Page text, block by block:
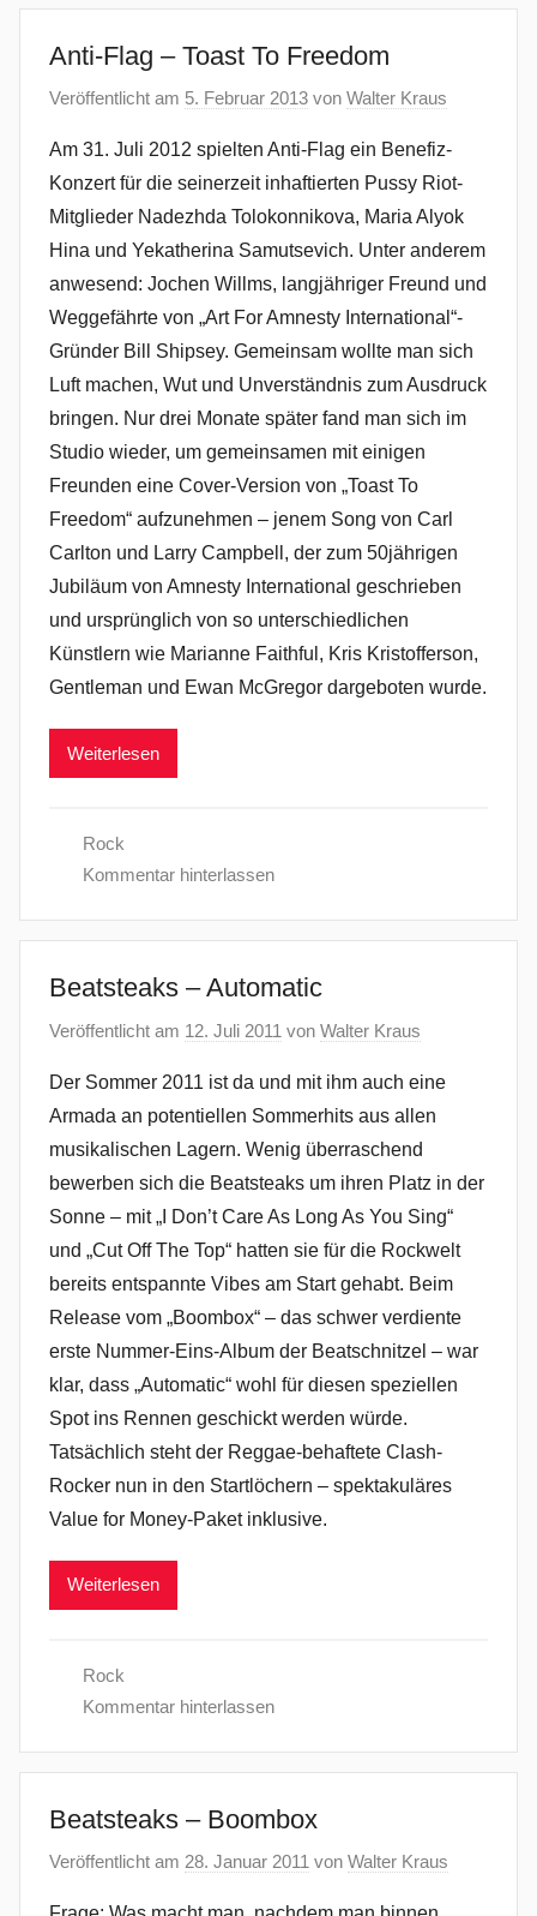
Anti-Flag – Toast To Freedom
Veröffentlicht am 5. Februar 2013 von Walter Kraus
Am 31. Juli 2012 spielten Anti-Flag ein Benefiz-
Konzert für die seinerzeit inhaftierten Pussy Riot-
Mitglieder Nadezhda Tolokonnikova, Maria Alyok
Hina und Yekatherina Samutsevich. Unter anderem
anwesend: Jochen Willms, langjähriger Freund und
Weggefährte von „Art For Amnesty International“-
Gründer Bill Shipsey. Gemeinsam wollte man sich
Luft machen, Wut und Unverständnis zum Ausdruck
bringen. Nur drei Monate später fand man sich im
Studio wieder, um gemeinsamen mit einigen
Freunden eine Cover-Version von „Toast To
Freedom“ aufzunehmen – jenem Song von Carl
Carlton und Larry Campbell, der zum 50jährigen
Jubiläum von Amnesty International geschrieben
und ursprünglich von so unterschiedlichen
Künstlern wie Marianne Faithful, Kris Kristofferson,
Gentleman und Ewan McGregor dargeboten wurde.
Weiterlesen
Rock
Kommentar hinterlassen
Beatsteaks – Automatic
Veröffentlicht am 12. Juli 2011 von Walter Kraus
Der Sommer 2011 ist da und mit ihm auch eine
Armada an potentiellen Sommerhits aus allen
musikalischen Lagern. Wenig überraschend
bewerben sich die Beatsteaks um ihren Platz in der
Sonne – mit „I Don’t Care As Long As You Sing“
und „Cut Off The Top“ hatten sie für die Rockwelt
bereits entspannte Vibes am Start gehabt. Beim
Release vom „Boombox“ – das schwer verdiente
erste Nummer-Eins-Album der Beatschnitzel – war
klar, dass „Automatic“ wohl für diesen speziellen
Spot ins Rennen geschickt werden würde.
Tatsächlich steht der Reggae-behaftete Clash-
Rocker nun in den Startlöchern – spektakuläres
Value for Money-Paket inklusive.
Weiterlesen
Rock
Kommentar hinterlassen
Beatsteaks – Boombox
Veröffentlicht am 28. Januar 2011 von Walter Kraus